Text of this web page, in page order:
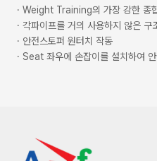
· Weight Training의 가장 강한 종
· 각파이프를 거의 사용하지 않은 구
· 안전스토퍼 원터치 작동
· Seat 좌우에 손잡이를 설치하여